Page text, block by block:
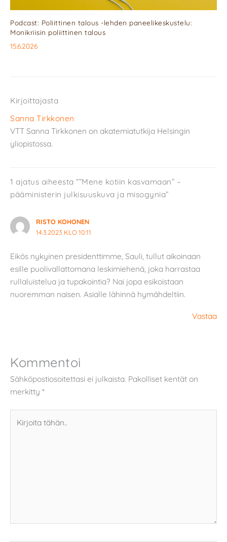
Podcast: Poliittinen talous -lehden paneelikeskustelu:
Monikriisin poliittinen talous
15.6.2026
Kirjoittajasta
Sanna Tirkkonen
VTT Sanna Tirkkonen on akatemiatutkija Helsingin
yliopistossa.
1 ajatus aiheesta “”Mene kotiin kasvamaan” –
pääministerin julkisuuskuva ja misogynia”
RISTO KOHONEN
14.3.2023 KLO 10:11
Eikös nykyinen presidenttimme, Sauli, tullut aikoinaan
esille puolivallattomana leskimiehenä, joka harrastaa
rullaluistelua ja tupakointia? Nai jopa esikoistaan
nuoremman naisen. Asialle lähinnä hymähdeltiin.
Vastaa
Kommentoi
Sähköpostiosoitettasi ei julkaista. Pakolliset kentät on
merkitty *
tähän..